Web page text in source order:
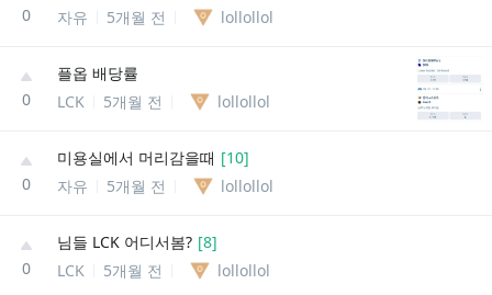
0
자유
5개월 전 lollollol
0
플옵 배당률
LCK
5개월 전 lollollol
0
미용실에서 머리감을때 [10]
자유
5개월 전 lollollol
0
님들 LCK 어디서봄? [8]
LCK
5개월 전 lollollol